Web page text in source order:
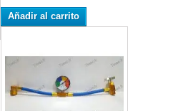
Añadir al carrito